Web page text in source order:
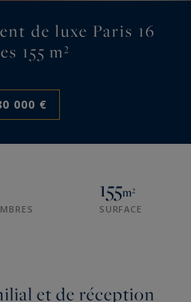
de luxe Paris 16
155 m²
000 €
155m²
SURFACE
et de réception